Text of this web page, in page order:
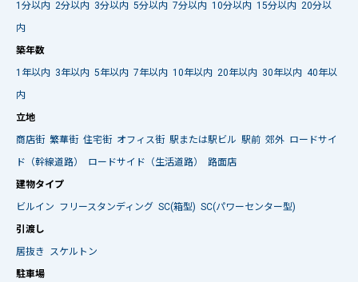
1分以内 2分以内 3分以内 5分以内 7分以内 10分以内 15分以内 20分以
内
築年数
1年以内 3年以内 5年以内 7年以内 10年以内 20年以内 30年以内 40年以
内
立地
商店街 繁華街 住宅街 オフィス街 駅または駅ビル 駅前 郊外 ロードサイ
ド（幹線道路）
ロードサイド（生活道路）
路面店
建物タイプ
ビルイン フリースタンディング SC(箱型) SC(パワーセンター型)
引渡し
居抜き
スケルトン
駐車場